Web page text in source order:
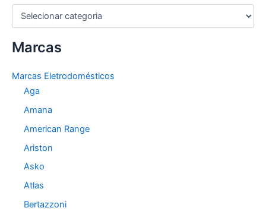
C
e
r
Marcas
Marcas Eletrodomésticos
Aga
Amana
American Range
Ariston
Asko
Atlas
Bertazzoni